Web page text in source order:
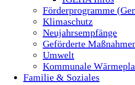
Förderprogramme
Klimaschutz
Neujahrsempfänge
Geförderte
Umwelt
Kommunale
Familie & Soziales